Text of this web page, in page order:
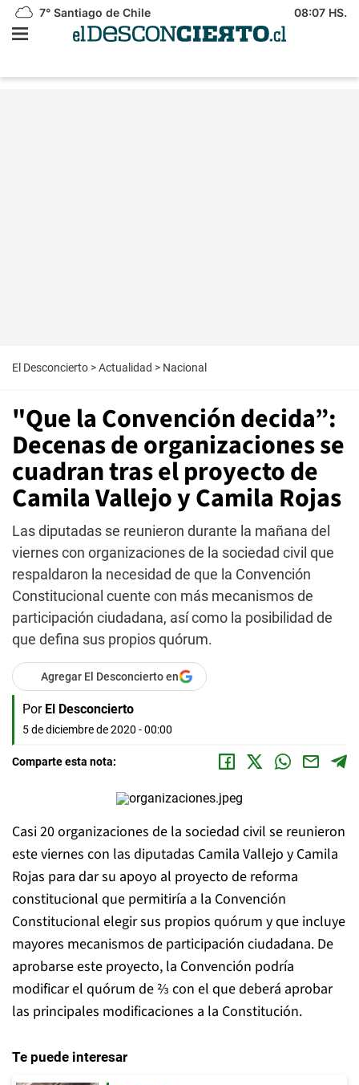
7° Santiago de Chile 08:07 HS.
El Desconcierto >Actualidad > Nacional
"Que la Convención decida”:
Decenas de organizaciones se
cuadran tras el proyecto de
Camila Vallejo y Camila Rojas
Las diputadas se reunieron durante la mañana del
viernes con organizaciones de la sociedad civil que
respaldaron la necesidad de que la Convención
Constitucional cuente con más mecanismos de
participación ciudadana, así como la posibilidad de
que defina sus propios quórum.
Agregar El Desconcierto en
Por El Desconcierto
5 de diciembre de 2020 - 00:00
Comparte esta nota:
Casi 20 organizaciones de la sociedad civil se reunieron
este viernes con las diputadas Camila Vallejo y Camila
Rojas para dar su apoyo al proyecto de reforma
constitucional que permitiría a la Convención
Constitucional elegir sus propios quórum y que incluye
mayores mecanismos de participación ciudadana. De
aprobarse este proyecto, la Convención podría
modificar el quórum de ⅔ con el que deberá aprobar
las principales modificaciones a la Constitución.
Te puede interesar